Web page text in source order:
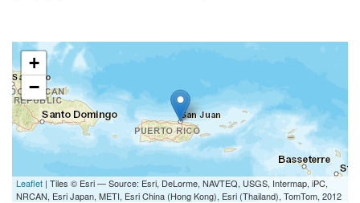
+
−
Leaflet | Tiles © Esri — Source: Esri, DeLorme, NAVTEQ, USGS, Intermap, iPC,
NRCAN, Esri Japan, METI, Esri China (Hong Kong), Esri (Thailand), TomTom, 2012